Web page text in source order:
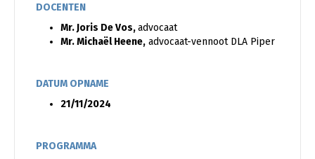
DOCENTEN
Mr. Joris De Vos,advocaat
Mr. Michaël Heene, advocaat-vennoot DLA Piper
DATUM OPNAME
21/11/2024
PROGRAMMA